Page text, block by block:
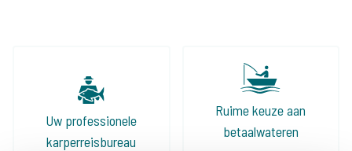
Uw professionele
karperreisbureau
Ruime keuze aan
betaalwateren